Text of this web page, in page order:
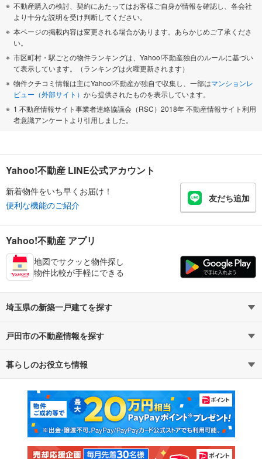
不動産購入の検討、契約にあたってはお客様ご自身が情報を確認し、各会社
より十分な説明を受け判断してください。
本ページの掲載内容は変更される場合があります。あらかじめご了承くださ
い。
市区町村・駅ごとの物件ランキングは、Yahoo!不動産独自のルールに基づい
て表示しています。（ランキングは火曜更新されます）
物件クチコミ情報は主にYahoo!不動産が独自で収集し、一部はマンションレ
ビュー（外部サイト） から提供されたものを表示しています。
1 不動産情報サイト事業者連絡協議会（RSC）2018年 不動産情報サイト利用
者意識アンケートより引用しました。
Yahoo!不動産 LINE公式アカウント
新着物件をいち早くお届け！
便利な機能のご紹介
友だち追加
Yahoo!不動産 アプリ
地図でサクッと物件探し
物件比較が手軽にできる
埼玉県の新築一戸建てを探す
路線・駅から探す
通勤・通学時間から探す
戸田市の不動産情報を探す
不動産・住宅
新築マンション 中古マンション
新築一戸建て 中古一戸建て
暮らしのお役立ち情報
マンションカタログ 教えて！住まいの先生